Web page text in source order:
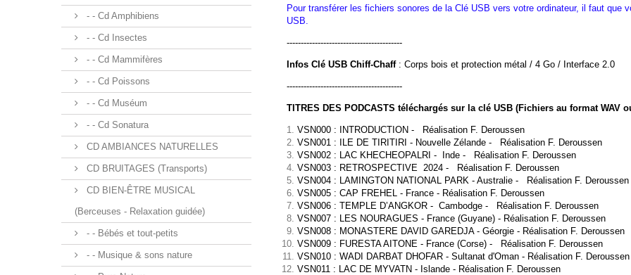
- - Cd Amphibiens
- - Cd Insectes
- - Cd Mammifères
- - Cd Poissons
- - Cd Muséum
- - Cd Sonatura
CD AMBIANCES NATURELLES
CD BRUITAGES (Transports)
CD BIEN-ÊTRE MUSICAL
(Berceuses - Relaxation guidée)
- - Bébés et tout-petits
- - Musique & sons nature
Pour transférer les fichiers sonores de la Clé USB vers votre ordinateur, il faut que
USB.
-----------------------------------------
Infos Clé USB Chiff-Chaff: Corps bois et protection métal / 4 Go / Interface 2.0
-----------------------------------------
TITRES DES PODCASTS téléchargés sur la clé USB (Fichiers au format WAV
VSN000 : INTRODUCTION - Réalisation F. Deroussen
VSN001 : ILE DE TIRITIRI - Nouvelle Zélande - Réalisation F. Deroussen
VSN002 : LAC KHECHEOPALRI - Inde - Réalisation F. Deroussen
VSN003 : RETROSPECTIVE 2024 - Réalisation F. Deroussen
VSN004 : LAMINGTON NATIONAL PARK - Australie - Réalisation F. Deroussen
VSN005 : CAP FREHEL - France - Réalisation F. Deroussen
VSN006 : TEMPLE D’ANGKOR - Cambodge - Réalisation F. Deroussen
VSN007 : LES NOURAGUES - France (Guyane) - Réalisation F. Deroussen
VSN008 : MONASTERE DAVID GAREDJA - Géorgie - Réalisation F. Deroussen
VSN009 : FURESTA AITONE - France (Corse) - Réalisation F. Deroussen
VSN010 : WADI DARBAT DHOFAR - Sultanat d'Oman - Réalisation F. Deroussen
VSN011 : LAC DE MYVATN - Islande - Réalisation F. Deroussen